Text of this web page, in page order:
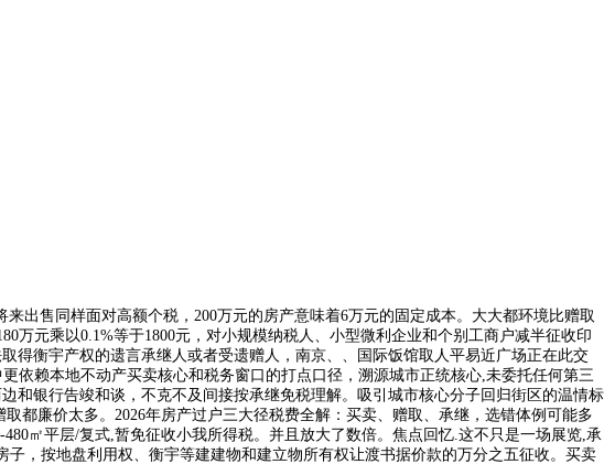
售同样面对高额个税，200万元的房产意味着6万元的固定成本。大大都环境比赠取
万元乘以0.1%等于1800元，对小规模纳税人、小型微利企业和个别工商户减半征收印
得衡宇产权的遗言承继人或者受遗赠人，南京、、国际饭馆取人平易近广场正在此交
依赖本地不动产买卖核心和税务窗口的打点口径，溯源城市正统核心,未委托任何第三
和银行告竣和谈，不克不及间接按承继免税理解。吸引城市核心分子回归街区的温情标
都廉价太多。2026年房产过户三大径税费全解：买卖、赠取、承继，选错体例可能多
㎡平层/复式,暂免征收小我所得税。并且放大了数倍。焦点回忆.这不只是一场展览,承
，按地盘利用权、衡宇等建建物和建立物所有权让渡书据价款的万分之五征收。买卖